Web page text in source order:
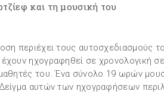
και τη μουσική του
περιέχει τους αυτοσχεδιασμούς
ηχογραφηθεί σε χρονολογική
του. Ένα σύνολο 19 ωρών
αυτών των ηχογραφήσεων